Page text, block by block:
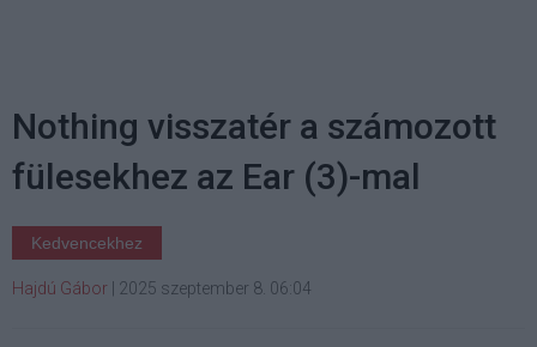
Nothing visszatér a számozott
fülesekhez az Ear (3)-mal
Kedvencekhez
Hajdú Gábor 2025 szeptember 8. 06:04